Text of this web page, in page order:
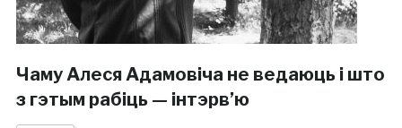
Чаму Алеся Адамовіча не ведаюць і што
з гэтым рабіць — інтэрв’ю